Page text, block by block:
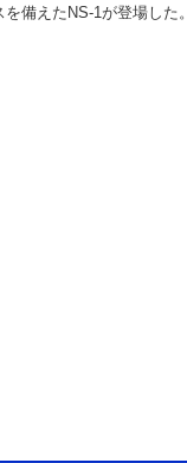
を備えたNS-1が登場した。